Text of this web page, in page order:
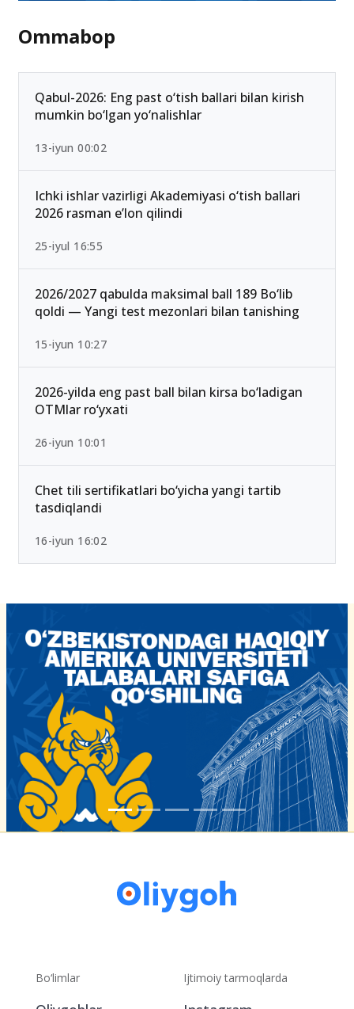
Ommabop
Qabul-2026: Eng past o‘tish ballari bilan kirish
mumkin bo‘lgan yo‘nalishlar
13-iyun 00:02
Ichki ishlar vazirligi Akademiyasi o‘tish ballari
2026 rasman e’lon qilindi
25-iyul 16:55
2026/2027 qabulda maksimal ball 189 Bo‘lib
qoldi — Yangi test mezonlari bilan tanishing
15-iyun 10:27
2026-yilda eng past ball bilan kirsa bo‘ladigan
OTMlar ro‘yxati
26-iyun 10:01
Chet tili sertifikatlari bo‘yicha yangi tartib
tasdiqlandi